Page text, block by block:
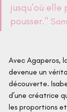
jusqu’où
pousser."
Avec Agaperos,
devenue un
découverte.
d’une créatrice
les proportions